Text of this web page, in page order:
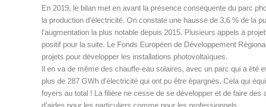
En 2019, le bilan met en avant la présence conséquente du parc
la production d’électricité. On constate une hausse de 3,6 % de la
l’augmentation la plus notable depuis 2015. Plusieurs appels à
positif pour la suite. Le Fonds Européen de Développement
projets pour développer les installations photovoltaïques.
Il en va de même des chauffe-eau solaires, avec un parc qui a été
plus de 287 GWh d’électricité qui ont pu être épargnés. Cela qui
foyers au total ! La filière ne cesse de se développer et de faire
d’aides pour les particuliers comme pour les professionnels.